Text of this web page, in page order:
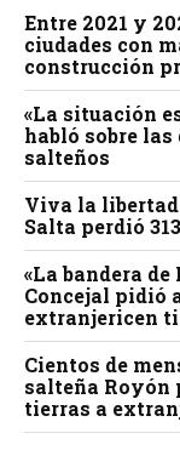
Entre 2021 y
ciudades con
construcción
«La situación
habló sobre las
salteños
Viva la
Salta perdió
«La bandera
Concejal pidió
extranjericen
Cientos de
salteña Royón
tierras a